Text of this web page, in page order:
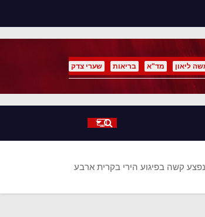
ליאון מד"א בריאות שערי צדק
קשה בפיגוע הירי בקרית ארבע